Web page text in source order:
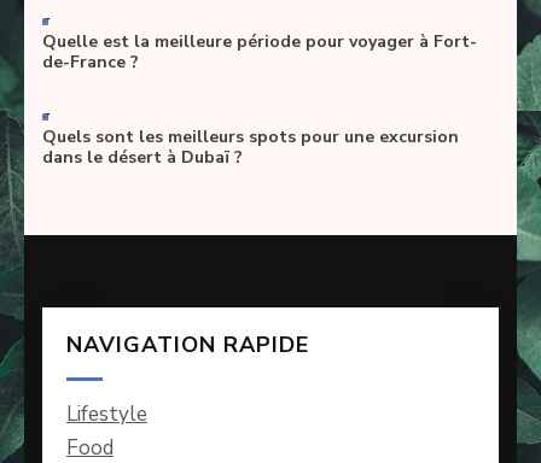
-
Quelle est la meilleure période pour voyager à Fort-
de-France ?
-
Quels sont les meilleurs spots pour une excursion
dans le désert à Dubaï ?
NAVIGATION RAPIDE
Lifestyle
Food